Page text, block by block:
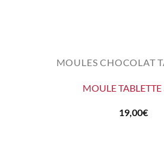
MOULES CHOCOLAT
MOULE TABLETTE
19,00€